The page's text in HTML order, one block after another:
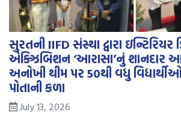
સુરતની IIFD સંસ્થા દ્વારા ઇન્ટિરિયર
એક્ઝિબિશન ‘આરાસા’નું શાનદાર
અનોખી થીમ પર 50થી વધુ
પોતાની કળા
July 13, 2026